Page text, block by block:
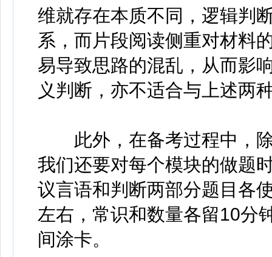
维就存在本质不同，逻辑判
系，而片段阅读侧重对材料
易导致思路的混乱，从而影
义判断，亦不适合与上述两
此外，在备考过程中，除
我们还要对每个模块的做题
议言语和判断两部分题目各
左右，常识和数量各留10分
间涂卡。